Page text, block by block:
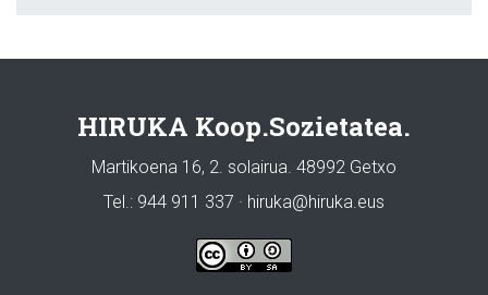
HIRUKA Koop.Sozietatea.
Martikoena 16, 2. solairua. 48992 Getxo
Tel.: 944 911 337 · hiruka@hiruka.eus